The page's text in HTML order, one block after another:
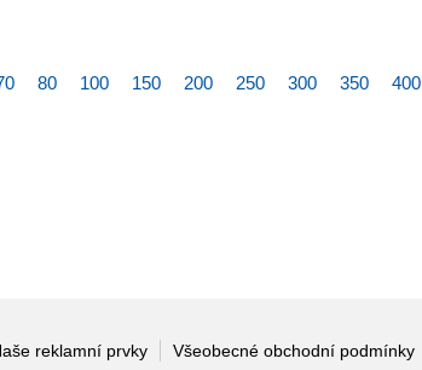
80 100 150 200 250 300 350 400
reklamní prvky Všeobecné obchodní podmínky